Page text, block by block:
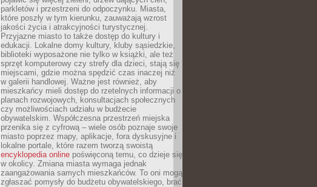
parkletów i przestrzeni do odpoczynku. Miasta,
które poszły w tym kierunku, zauważają wzrost
jakości życia i atrakcyjności turystycznej.
Przyjazne miasto to także dostęp do kultury i
edukacji. Lokalne domy kultury, kluby sąsiedzkie,
biblioteki wyposażone nie tylko w książki, ale też
sprzęt komputerowy czy strefy dla dzieci, stają się
miejscami, gdzie można spędzić czas inaczej niż
w galerii handlowej. Ważne jest również, aby
mieszkańcy mieli dostęp do rzetelnych informacji o
planach rozwojowych, konsultacjach społecznych
czy możliwościach udziału w budżecie
obywatelskim. Współczesna przestrzeń miejska
przenika się z cyfrową – wiele osób poznaje swoje
miasto poprzez mapy, aplikacje, fora dyskusyjne i
lokalne portale, które razem tworzą swoistą
encyklopedia online poświęconą temu, co dzieje się
w okolicy. Zmiana miasta wymaga jednak
zaangażowania samych mieszkańców. To oni mogą
zgłaszać pomysły do budżetu obywatelskiego, brać